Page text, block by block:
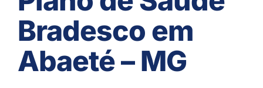
Bradesco em
Abaeté – MG